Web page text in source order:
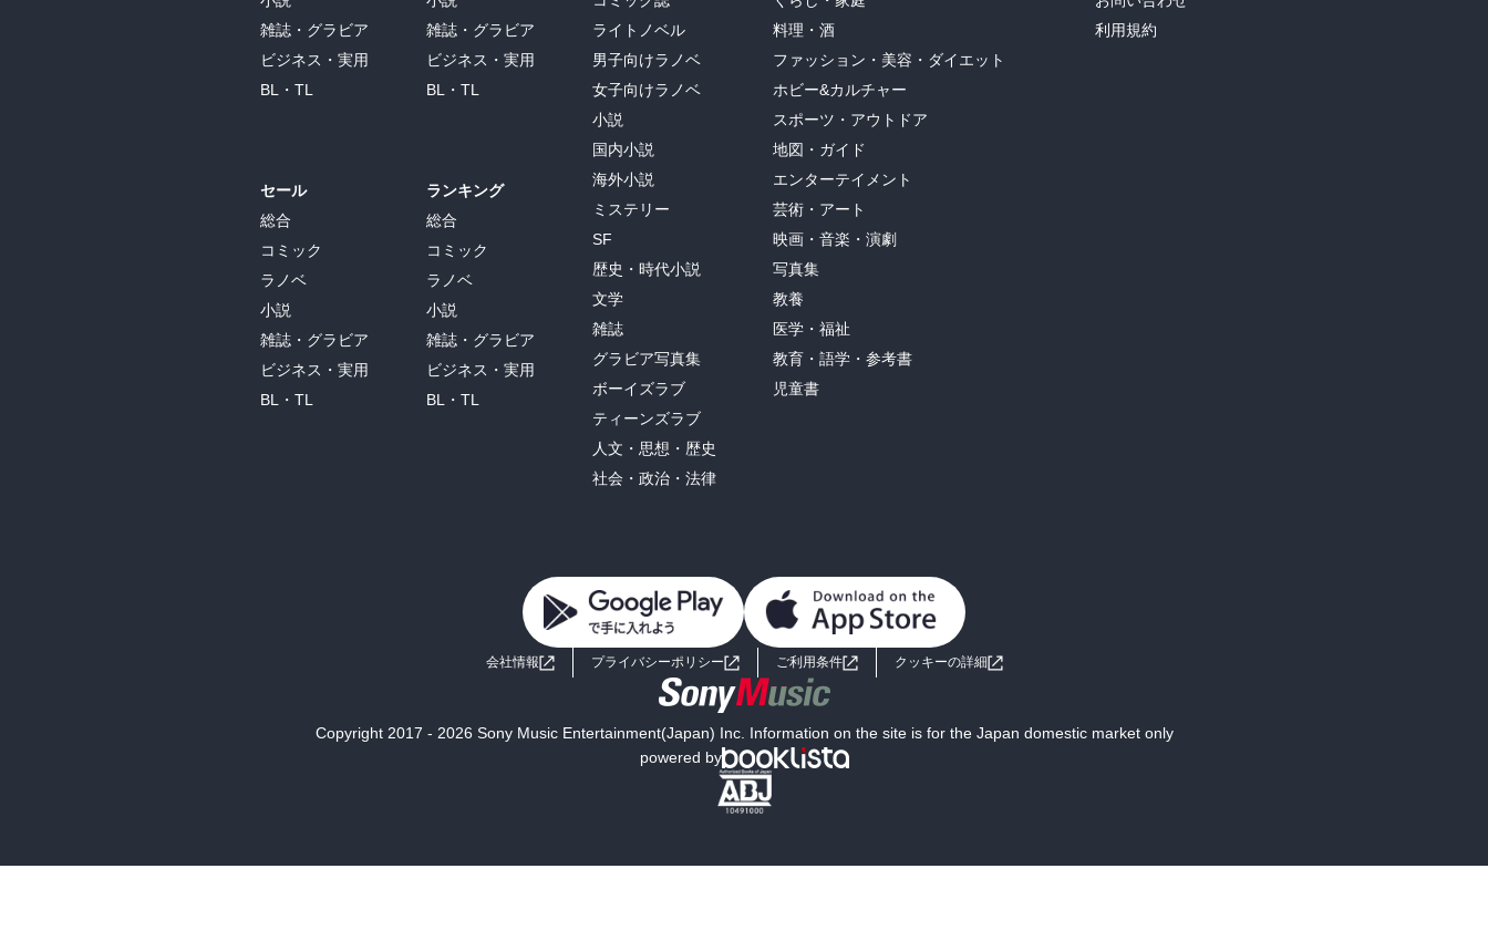
雑誌・グラビア
ビジネス・実用
BL・TL
セール
総合
コミック
ラノベ
小説
雑誌・グラビア
ビジネス・実用
BL・TL
雑誌・グラビア
ビジネス・実用
BL・TL
ランキング
総合
コミック
ラノベ
小説
雑誌・グラビア
ビジネス・実用
BL・TL
ライトノベル
男子向けラノベ
女子向けラノベ
小説
国内小説
海外小説
ミステリー
SF
歴史・時代小説
文学
雑誌
グラビア写真集
ボーイズラブ
ティーンズラブ
人文・思想・歴史
社会・政治・法律
料理・酒
ファッション・美容・ダイエット
ホビー&カルチャー
スポーツ・アウトドア
地図・ガイド
エンターテイメント
芸術・アート
映画・音楽・演劇
写真集
教養
医学・福祉
教育・語学・参考書
児童書
利用規約
会社情報 プライバシーポリシー ご利用条件 クッキーの詳細
Copyright 2017 - 2026 Sony Music Entertainment(Japan) Inc. Information on the site is for the Japan domestic market only
powered by